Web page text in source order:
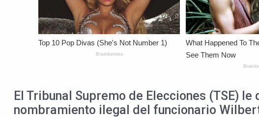
El Tribunal Supremo de Elecciones (TSE)
nombramiento ilegal del funcionario